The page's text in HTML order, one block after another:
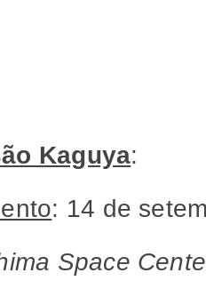
Kaguya:
: 14 de
Space